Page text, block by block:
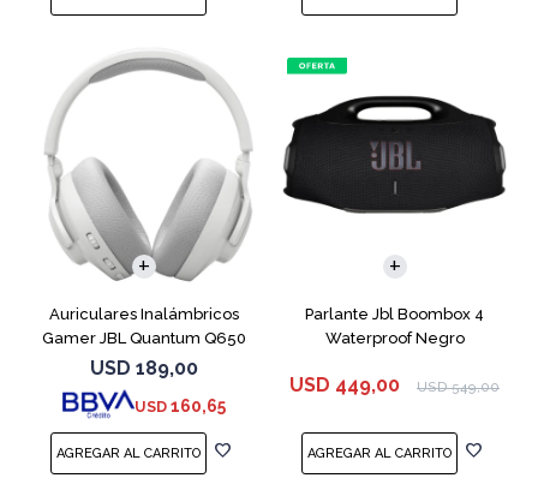
Auriculares Inalámbricos
Gamer JBL Quantum Q650
Blanco
USD 189,00
USD 160,65
Parlante Jbl Boombox 4
Waterproof Negro
USD 449,00 USD 549,00